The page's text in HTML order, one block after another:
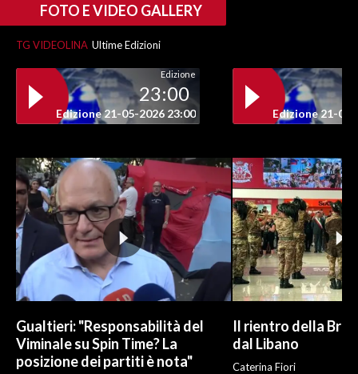
NOTIZIE
#CARAUNIONE
3 MINUTI CON
INFO AZIENDE
ABBONATI
ANNUNCI
NECROLOGI
PUBBLICITÀ
STORE
FOTO E VIDEO GALLERY
TG VIDEOLINA Ultime Edizioni
Edizione
23:00
Edizione 21-05-2026 23:00 Edizione 21-05-
Gualtieri: "Responsabilità del
Viminale su Spin Time? La
posizione dei partiti è nota"
Il rientro della
dal Libano
Caterina Fiori